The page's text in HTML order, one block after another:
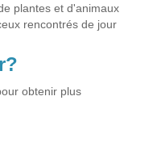
plantes et d'animaux
rencontrés de jour
obtenir plus